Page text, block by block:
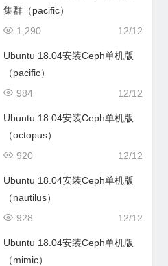
集群（pacific）
12/12
1,290
Ubuntu 18.04安装Ceph单机版
（pacific）
12/12
984
Ubuntu 18.04安装Ceph单机版
（octopus）
12/12
920
Ubuntu 18.04安装Ceph单机版
（nautilus）
12/12
928
Ubuntu 18.04安装Ceph单机版
（mimic）